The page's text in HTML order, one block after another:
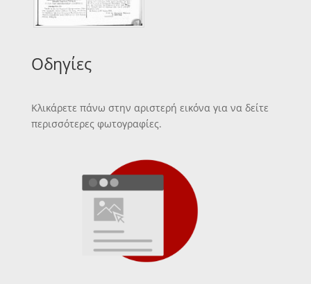
Οδηγίες
Κλικάρετε πάνω στην αριστερή εικόνα για να δείτε
περισσότερες φωτογραφίες.